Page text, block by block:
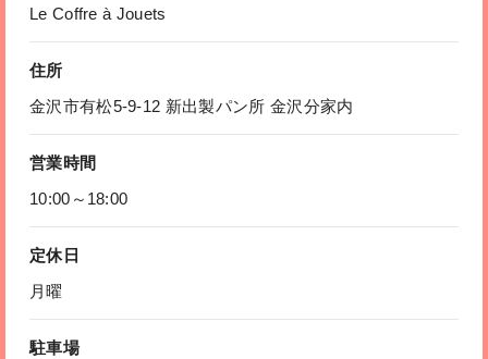
Le Coffre à Jouets
住所
金沢市有松5-9-12 新出製パン所 金沢分家内
営業時間
10:00～18:00
定休日
月曜
駐車場